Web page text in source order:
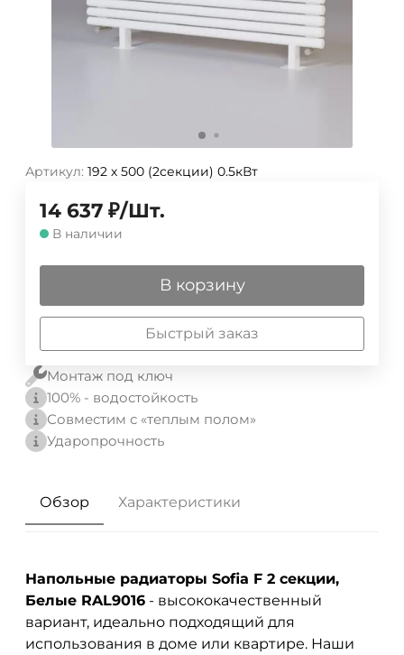
Артикул: 192 х 500 (2секции) 0.5кВт
14 637 ₽/Шт.
В наличии
В корзину
Быстрый заказ
Монтаж под ключ
100% - водостойкость
Совместим с «теплым полом»
Ударопрочность
Обзор Характеристики
Напольные радиаторы Sofia F 2 секции,
Белые RAL9016 - высококачественный
вариант, идеально подходящий для
использования в доме или квартире. Наши